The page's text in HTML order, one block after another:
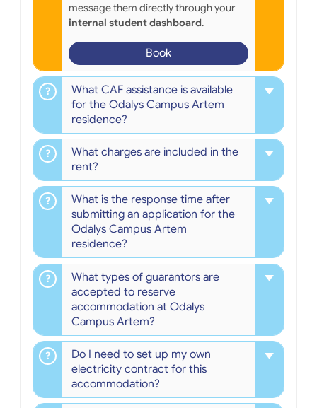
message them directly through your
internal student dashboard.
Book
What CAF assistance is available
for the Odalys Campus Artem
residence?
What charges are included in the
rent?
What is the response time after
submitting an application for the
Odalys Campus Artem
residence?
What types of guarantors are
accepted to reserve
accommodation at Odalys
Campus Artem?
Do I need to set up my own
electricity contract for this
accommodation?